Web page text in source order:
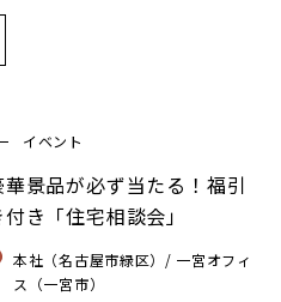
イベント
華景品が必ず当たる！福引
付き「住宅相談会」
本社（名古屋市緑区）/ 一宮オフィ
ス（一宮市）